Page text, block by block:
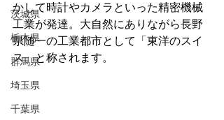
茨城県
栃木県
群馬県
埼玉県
千葉県
かして時計やカメラといった精密機械
工業が発達。大自然にありながら長野
県随一の工業都市として「東洋のスイ
ス」と称されます。